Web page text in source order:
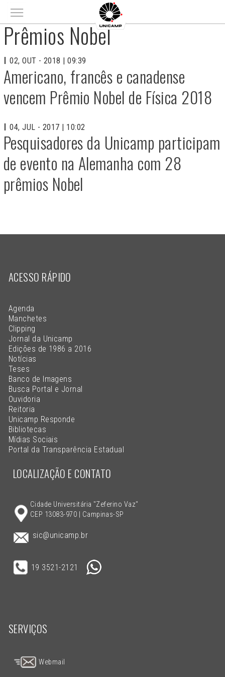
Main menu
Prêmios Nobel
02, OUT - 2018 | 09:39
Americano, francês e canadense
vencem Prêmio Nobel de Física 2018
04, JUL - 2017 | 10:02
Pesquisadores da Unicamp participam
de evento na Alemanha com 28
prêmios Nobel
ACESSO RÁPIDO
Agenda
Manchetes
Clipping
Jornal da Unicamp
Edições de 1986 a 2016
Notícias
Teses
Banco de Imagens
Busca Portal e Jornal
Ouvidoria
Reitoria
Unicamp Responde
Bibliotecas
Mídias Sociais
Portal da Transparência Estadual
LOCALIZAÇÃO E CONTATO
Cidade Universitária "Zeferino Vaz"
CEP 13083-970 | Campinas-SP
sic@unicamp.br
19 3521-2121
SERVIÇOS
Webmail